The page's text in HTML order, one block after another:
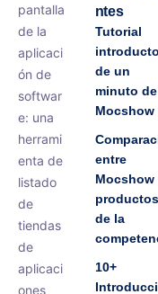
pantalla
de la
aplicaci
ón de
softwar
e: una
herrami
enta de
listado
de
tiendas
de
aplicaci
ones
ntes
Tutorial
de un
minuto de
Mocshow
entre
Mocshow
productos
de la
10+